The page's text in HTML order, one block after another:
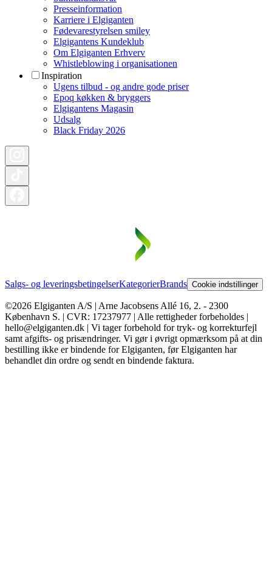
Presseinformation
Karriere i Elgiganten
Fødevarestyrelsen smiley
Elgigantens Kundeklub
Om Elgiganten Erhverv
Whistleblowing i organisationen
Inspiration
Ugens tilbud - og andre gode priser
Epoq køkken & bryggers
Elgigantens Magasin
Udsalg
Black Friday 2026
Salgs- og leveringsbetingelserKategorierBrands Cookie indstillinger
©2026 Elgiganten A/S | Arne Jacobsens Allé 16, 2. - 2300
København S. | CVR: 17237977 | Alle rettigheder forbeholdes |
hello@elgiganten.dk | Vi tager forbehold for tryk- og korrekturfejl
samt afgifts- og prisændringer. Vi gør i øvrigt opmærksom på at din
bestilling ikke er bindende for Elgiganten, før Elgiganten har
behandlet din ordre og sendt en bindende faktura.